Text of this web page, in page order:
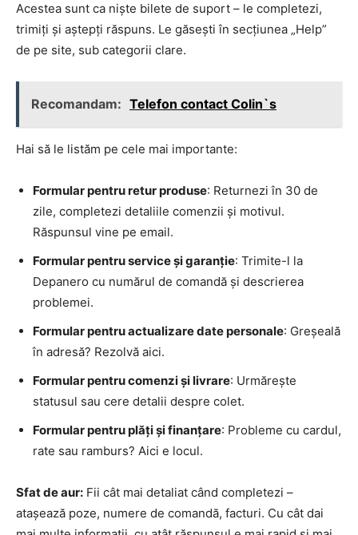
Acestea sunt ca niște bilete de suport – le completezi,
trimiți și aștepți răspuns. Le găsești în secțiunea „Help”
de pe site, sub categorii clare.
Recomandam: Telefon contact Colin`s
Hai să le listăm pe cele mai importante:
Formular pentru retur produse: Returnezi în 30 de
zile, completezi detaliile comenzii și motivul.
Răspunsul vine pe email.
Formular pentru service și garanție: Trimite-l la
Depanero cu numărul de comandă și descrierea
problemei.
Formular pentru actualizare date personale: Greșeală
în adresă? Rezolvă aici.
Formular pentru comenzi și livrare: Urmărește
statusul sau cere detalii despre colet.
Formular pentru plăți și finanțare: Probleme cu cardul,
rate sau ramburs? Aici e locul.
Sfat de aur: Fii cât mai detaliat când completezi –
atașează poze, numere de comandă, facturi. Cu cât dai